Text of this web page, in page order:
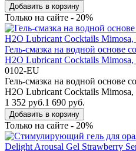
Добавить в корзину
Только на сайте - 20%
Гель-смазка на водной основе
H2O Lubricant Cocktails
0102-EU
Гель-смазка на водной основе
H2O Lubricant Cocktails
1 352 руб.1 690 руб.
Добавить в корзину
Только на сайте - 20%